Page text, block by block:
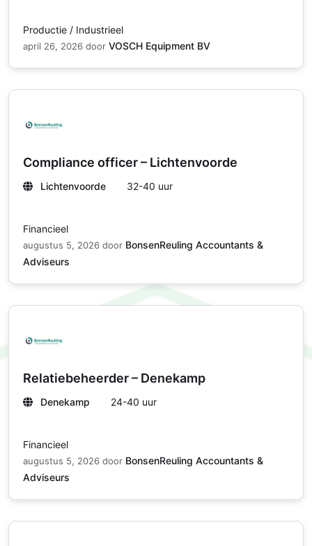
Productie / Industrieel
april 26, 2026 door VOSCH Equipment BV
Compliance officer – Lichtenvoorde
Lichtenvoorde 32-40 uur
Financieel
augustus 5, 2026 door BonsenReuling Accountants &
Adviseurs
Relatiebeheerder – Denekamp
Denekamp 24-40 uur
Financieel
augustus 5, 2026 door BonsenReuling Accountants &
Adviseurs